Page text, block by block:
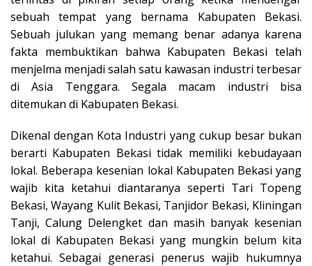
sebuah tempat yang bernama Kabupaten Bekasi.
Sebuah julukan yang memang benar adanya karena
fakta membuktikan bahwa Kabupaten Bekasi telah
menjelma menjadi salah satu kawasan industri terbesar
di Asia Tenggara. Segala macam industri bisa
ditemukan di Kabupaten Bekasi.
Dikenal dengan Kota Industri yang cukup besar bukan
berarti Kabupaten Bekasi tidak memiliki kebudayaan
lokal. Beberapa kesenian lokal Kabupaten Bekasi yang
wajib kita ketahui diantaranya seperti Tari Topeng
Bekasi, Wayang Kulit Bekasi, Tanjidor Bekasi, Kliningan
Tanji, Calung Delengket dan masih banyak kesenian
lokal di Kabupaten Bekasi yang mungkin belum kita
ketahui. Sebagai generasi penerus wajib hukumnya